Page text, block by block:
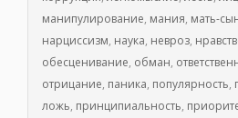
манипулирование, мания, мать-
нарциссизм, наука, невроз,
обесценивание, обман,
отрицание, паника, популярность,
ложь, принципиальность,